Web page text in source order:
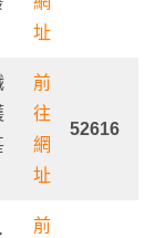
址
前
往
網
址
52616
前